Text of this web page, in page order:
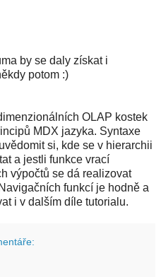
by se daly získat i
potom :)
OLAP kostek
MDX jazyka. Syntaxe
si, kde se v hierarchii
a jestli funkce vrací
výpočtů se dá realizovat
funkcí je hodně a
i v dalším díle tutorialu.